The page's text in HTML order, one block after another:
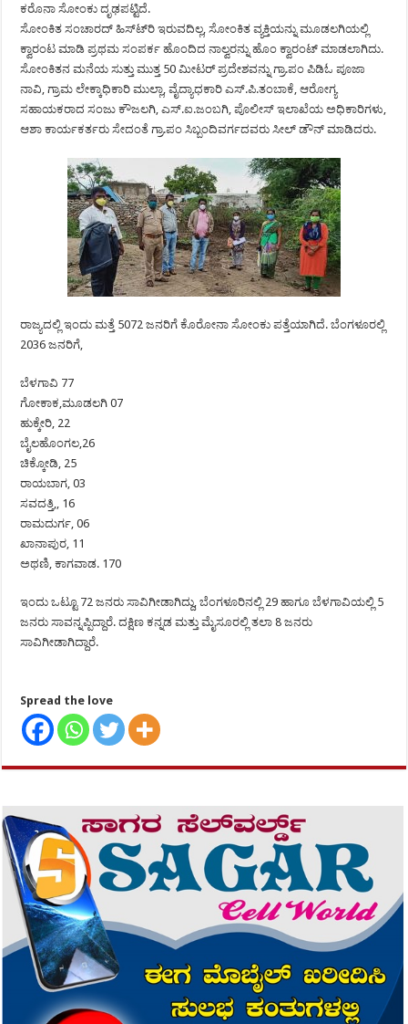
ಕರೊನಾ ಸೋಂಕು ದೃಢಪಟ್ಟಿದೆ.
ಸೋಂಕಿತ ಸಂಚಾರದ್ ಹಿಸ್ಟ್‍ರಿ ಇರುವದಿಲ್ಲ, ಸೋಂಕಿತ ವ್ಯಕ್ತಿಯನ್ನು ಮೂಡಲಗಿಯಲ್ಲಿ
ಕ್ವಾರಂಟ ಮಾಡಿ ಪ್ರಥಮ ಸಂಪರ್ಕ ಹೊಂದಿದ ನಾಲ್ವರನ್ನು ಹೊಂ ಕ್ವಾರಂಟ್ ಮಾಡಲಾಗಿದು.
ಸೋಂಕಿತನ ಮನೆಯ ಸುತ್ತು ಮುತ್ತ 50 ಮೀಟರ್ ಪ್ರದೇಶವನ್ನು ಗ್ರಾ.ಪಂ ಪಿಡಿಓ ಪೂಜಾ
ನಾವಿ, ಗ್ರಾಮ ಲೇಕ್ಕಾಧಿಕಾರಿ ಮುಲ್ಲಾ, ವೈದ್ಯಾಧಕಾರಿ ಎಸ್.ಪಿ.ತಂಬಾಕೆ, ಆರೋಗ್ಯ
ಸಹಾಯಕರಾದ ಸಂಜು ಕೌಜಲಗಿ, ಎಸ್.ಐ.ಜಂಬಗಿ, ಪೊಲೀಸ್ ಇಲಾಖೆಯ ಅಧಿಕಾರಿಗಳು,
ಆಶಾ ಕಾರ್ಯಕರ್ತರು ಸೇದಂತೆ ಗ್ರಾ.ಪಂ ಸಿಬ್ಬಂದಿವರ್ಗದವರು ಸೀಲ್ ಡೌನ್ ಮಾಡಿದರು.
ರಾಜ್ಯದಲ್ಲಿ ಇಂದು ಮತ್ತೆ 5072 ಜನರಿಗೆ ಕೊರೋನಾ ಸೋಂಕು ಪತ್ತೆಯಾಗಿದೆ. ಬೆಂಗಳೂರಲ್ಲಿ
2036 ಜನರಿಗೆ,
ಬೆಳಗಾವಿ 77
ಗೋಕಾಕ,ಮೂಡಲಗಿ 07
ಹುಕ್ಕೇರಿ, 22
ಬೈಲಹೊಂಗಲ,26
ಚಿಕ್ಕೋಡಿ, 25
ರಾಯಬಾಗ, 03
ಸವದತ್ತಿ,, 16
ರಾಮದುರ್ಗ, 06
ಖಾನಾಪುರ, 11
ಅಥಣಿ, ಕಾಗವಾಡ. 170
ಇಂದು ಒಟ್ಟೂ 72 ಜನರು ಸಾವಿಗೀಡಾಗಿದ್ದು, ಬೆಂಗಳೂರಿನಲ್ಲಿ 29 ಹಾಗೂ ಬೆಳಗಾವಿಯಲ್ಲಿ 5
ಜನರು ಸಾವನ್ನಪ್ಪಿದ್ದಾರೆ. ದಕ್ಷಿಣ ಕನ್ನಡ ಮತ್ತು ಮೈಸೂರಲ್ಲಿ ತಲಾ 8 ಜನರು
ಸಾವಿಗೀಡಾಗಿದ್ದಾರೆ.
Spread the love